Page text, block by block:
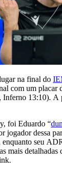
na final do
com um placar
13:10). A
foi Eduardo “
jogador dessa
enquanto seu
mais detalhadas